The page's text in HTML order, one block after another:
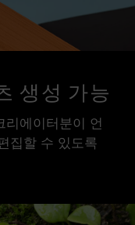
생성 가능
리에이터분이 언
집할 수 있도록